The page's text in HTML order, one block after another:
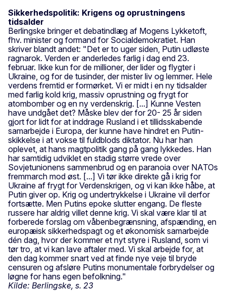
Sikkerhedspolitik: Krigens og oprustningens
tidsalder
Berlingske bringer et debatindlæg af Mogens Lykketoft,
fhv. minister og formand for Socialdemokratiet. Han
skriver blandt andet: "Det er to uger siden, Putin udløste
ragnarok. Verden er anderledes farlig i dag end 23.
februar. Ikke kun for de millioner, der lider og flygter i
Ukraine, og for de tusinder, der mister liv og lemmer. Hele
verdens fremtid er formørket. Vi er midt i en ny tidsalder
med farlig kold krig, massiv oprustning og frygt for
atombomber og en ny verdenskrig. [...] Kunne Vesten
have undgået det? Måske blev der for 20- 25 år siden
gjort for lidt for at inddrage Rusland i et tillidsskabende
samarbejde i Europa, der kunne have hindret en Putin-
skikkelse i at vokse til fuldblods diktator. Nu har han
oplevet, at hans magtpolitik gang på gang lykkedes. Han
har samtidig udviklet en stadig større vrede over
Sovjetunionens sammenbrud og en paranoia over NATOs
fremmarch mod øst. [...] Vi tør ikke direkte gå i krig for
Ukraine af frygt for Verdenskrigen, og vi kan ikke håbe, at
Putin giver op. Krig og undertrykkelse i Ukraine vil derfor
fortsætte. Men Putins epoke slutter engang. De fleste
russere har aldrig villet denne krig. Vi skal være klar til at
forberede forslag om våbenbegrænsning, afspænding, en
europæisk sikkerhedspagt og et økonomisk samarbejde
dén dag, hvor der kommer et nyt styre i Rusland, som vi
tør tro, at vi kan lave aftaler med. Vi skal arbejde for, at
den dag kommer snart ved at finde nye veje til bryde
censuren og afsløre Putins monumentale forbrydelser og
løgne for hans egen befolkning."
Kilde: Berlingske, s. 23